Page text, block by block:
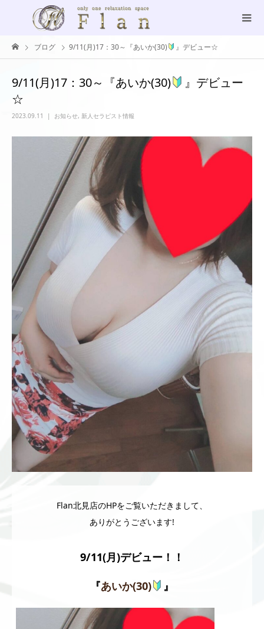
ブログ 9/11(月)17：30～『あいか(30) 』デビュー☆
9/11(月)17：30～『あいか(30)
』デビュー
☆
2023.09.11 お知らせ, 新人セラピスト情報
Flan北見店のHPをご覧いただきまして、
ありがとうございます!
9/11(月)デビュー！！
『あいか(30) 』